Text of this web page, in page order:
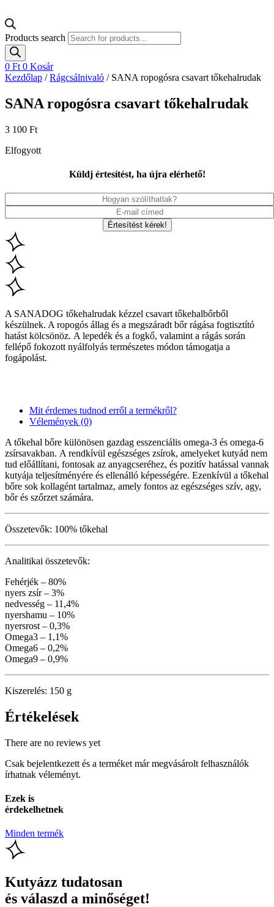
Products search
0 Ft 0 Kosár
Kezdőlap /Rágcsálnivaló / SANA ropogósra csavart tőkehalrudak
SANA ropogósra csavart tőkehalrudak
3 100 Ft
Elfogyott
Küldj értesítést, ha újra elérhető!
A SANADOG tőkehalrudak kézzel csavart tőkehalbőrből
készülnek. A ropogós állag és a megszáradt bőr rágása fogtisztító
hatást kölcsönöz. A lepedék és a fogkő, valamint a rágás során
fellépő fokozott nyálfolyás természetes módon támogatja a
fogápolást.
Mit érdemes tudnod erről a termékről?
Vélemények (0)
A tőkehal bőre különösen gazdag esszenciális omega-3 és omega-6
zsírsavakban. A rendkívül egészséges zsírok, amelyeket kutyád nem
tud előállítani, fontosak az anyagcseréhez, és pozitív hatással vannak
kutyája teljesítményére és ellenálló képességére. Ezenkívül a tőkehal
bőre sok kollagént tartalmaz, amely fontos az egészséges szív, agy,
bőr és szőrzet számára.
Összetevők: 100% tőkehal
Analitikai összetevők:
Fehérjék – 80%
nyers zsír – 3%
nedvesség – 11,4%
nyershamu – 10%
nyersrost – 0,3%
Omega3 – 1,1%
Omega6 – 0,2%
Omega9 – 0,9%
Kiszerelés: 150 g
Értékelések
There are no reviews yet
Csak bejelentkezett és a terméket már megvásárolt felhasználók
írhatnak véleményt.
Ezek is
érdekelhetnek
Minden termék
Kutyázz tudatosan
és válaszd a minőséget!